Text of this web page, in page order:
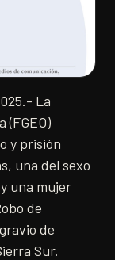
La
(FGEO)
y prisión
una del sexo
una mujer
de
de
Sur.